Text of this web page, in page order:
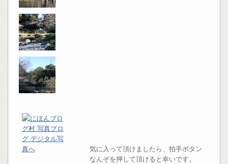
気に入って頂けましたら、拍手ボタン
なんぞを押して頂けると幸いです。